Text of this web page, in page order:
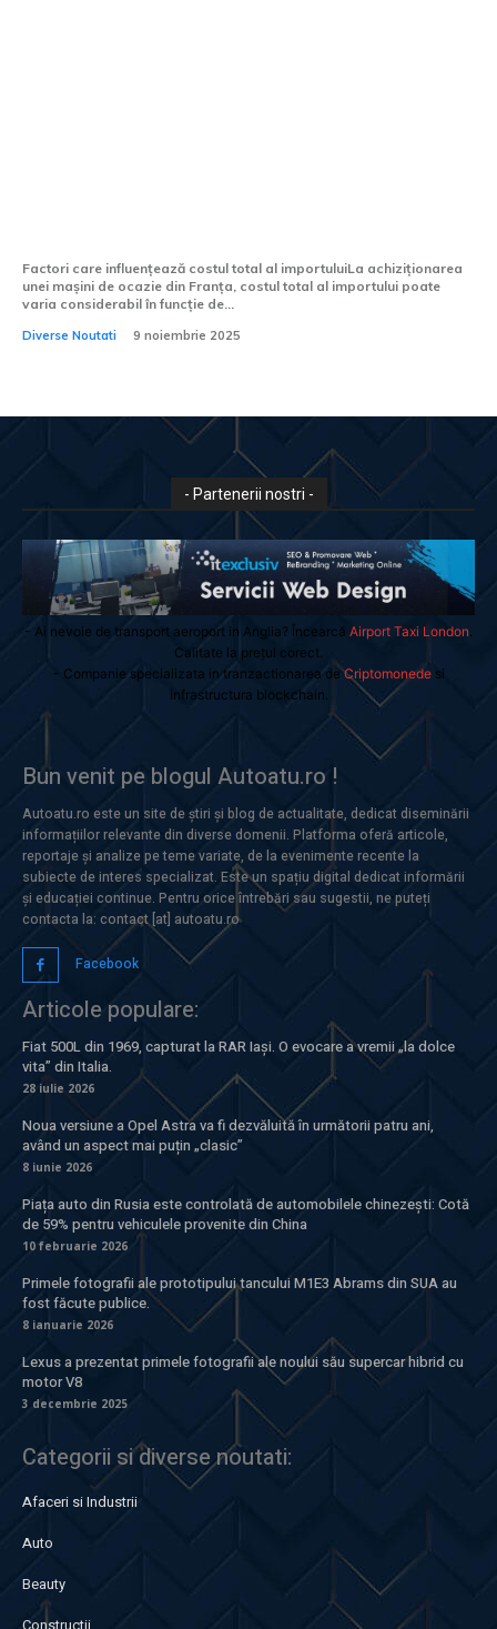
Factori care influențează costul total al importuluiLa achiziționarea
unei mașini de ocazie din Franța, costul total al importului poate
varia considerabil în funcție de...
Diverse Noutati 9 noiembrie 2025
- Partenerii nostri -
- Ai nevoie de transport aeroport in Anglia? Încearcă Airport Taxi London
Calitate la prețul corect.
- Companie specializata in tranzactionarea deCriptomonedesi
infrastructura blockchain.
Bun venit pe blogul Autoatu.ro !
Autoatu.ro este un site de știri și blog de actualitate, dedicat diseminării
informațiilor relevante din diverse domenii. Platforma oferă articole,
reportaje și analize pe teme variate, de la evenimente recente la
subiecte de interes specializat. Este un spațiu digital dedicat informării
și educației continue. Pentru orice întrebări sau sugestii, ne puteți
contacta la: contact [at] autoatu.ro
Facebook
Articole populare:
Fiat 500L din 1969, capturat la RAR Iași. O evocare a vremii „la dolce
vita” din Italia.
28 iulie 2026
Noua versiune a Opel Astra va fi dezvăluită în următorii patru ani,
având un aspect mai puțin „clasic”
8 iunie 2026
Piața auto din Rusia este controlată de automobilele chinezești: Cotă
de 59% pentru vehiculele provenite din China
10 februarie 2026
Primele fotografii ale prototipului tancului M1E3 Abrams din SUA au
fost făcute publice.
8 ianuarie 2026
Lexus a prezentat primele fotografii ale noului său supercar hibrid cu
motor V8
3 decembrie 2025
Categorii si diverse noutati:
Afaceri si Industrii
Auto
Beauty